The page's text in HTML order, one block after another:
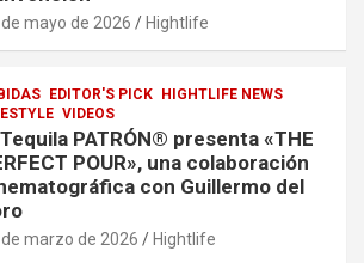
mayo de 2026 Hightlife
EDITOR'S PICK HIGHTLIFE NEWS
VIDEOS
PATRÓN® presenta «THE
POUR», una colaboración
con Guillermo del
marzo de 2026 Hightlife